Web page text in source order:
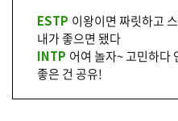
ESTP 이왕이면 짜릿하고
내가 좋으면 됐다
INTP 어여 놀자~ 고민하
좋은 건 공유!